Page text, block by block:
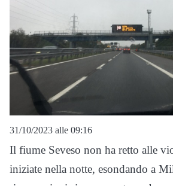
31/10/2023 alle 09:16
Il fiume Seveso non ha retto alle
iniziate nella notte, esondando a